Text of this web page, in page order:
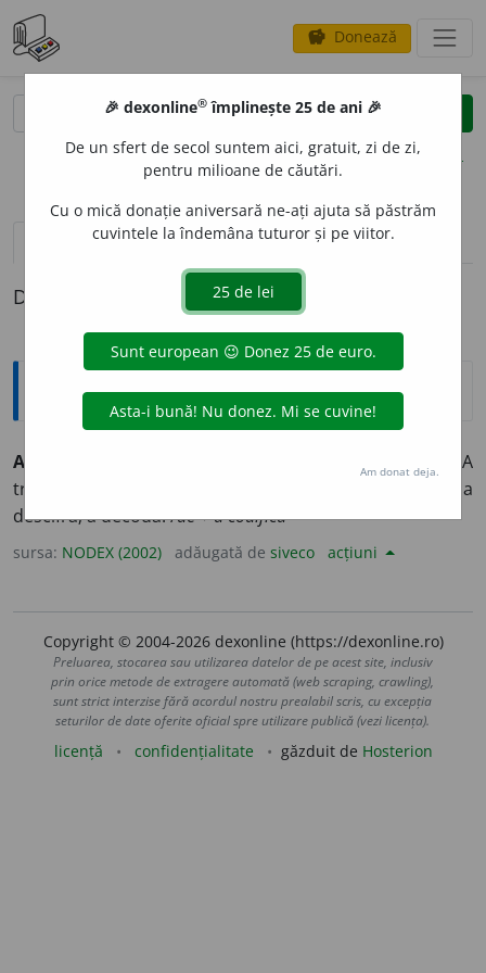
savings Donează
clear
opțiuni
definiții (1) pronunțievolume_up (1)
Definiția cu ID-ul 330907:
Explicative DEX
A DECODIFIC
A
transpune în limbaj natural, pe baza unui cod; a
descifra; a decoda. /de+a codifica
sursa: NODEX (2002) adăugată de siveco acțiuni
Copyright © 2004-2026 dexonline (https://dexonline.ro)
Preluarea, stocarea sau utilizarea datelor de pe acest site, inclusiv
prin orice metode de extragere automată (web scraping, crawling),
sunt strict interzise fără acordul nostru prealabil scris, cu excepția
seturilor de date oferite oficial spre utilizare publică (vezi licența).
licență confidențialitate găzduit de Hosterion
🎉 dexonline® împlinește 25 de ani 🎉
De un sfert de secol suntem aici, gratuit, zi de zi,
pentru milioane de căutări.
Cu o mică donație aniversară ne-ați ajuta să păstrăm
cuvintele la îndemâna tuturor și pe viitor.
Am donat deja.